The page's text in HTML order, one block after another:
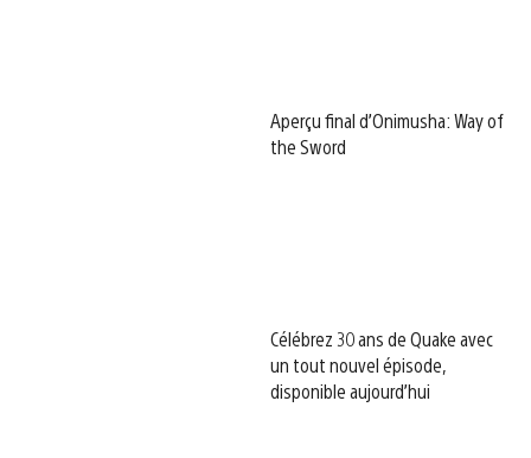
Aperçu final d’Onimusha: Way of
the Sword
Célébrez 30 ans de Quake avec
un tout nouvel épisode,
disponible aujourd’hui